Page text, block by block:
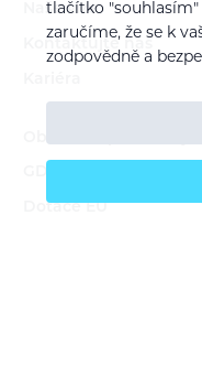
Naše vize
Kontaktujte nás
GDPR (ochrana
Dotace EU
tlačítko
zaručíme, že se k
zodpovědně a